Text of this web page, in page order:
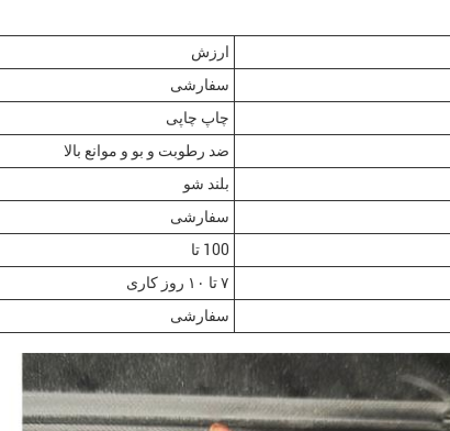
ارزش
سفارشی
چاپ چاپی
ضد رطوبت و بو و موانع بالا
بلند شو
سفارشی
100 تا
۷ تا ۱۰ روز کاری
سفارشی